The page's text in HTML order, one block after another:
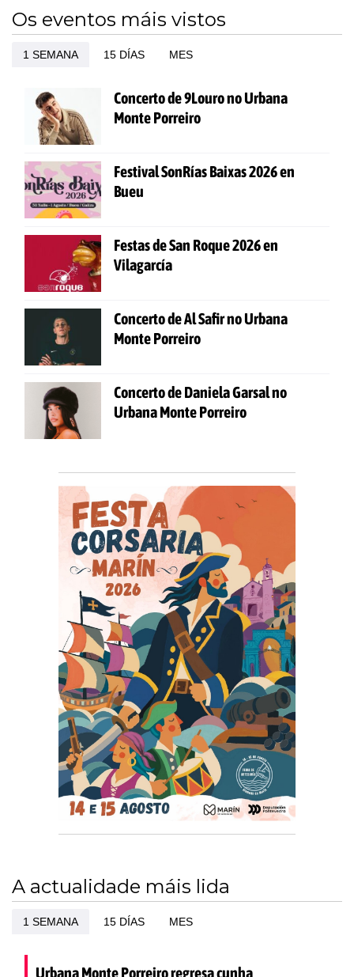
Os eventos máis vistos
1 SEMANA 15 DÍAS MES
Concerto de 9Louro no Urbana
Monte Porreiro
Festival SonRías Baixas 2026 en
Bueu
Festas de San Roque 2026 en
Vilagarcía
Concerto de Al Safir no Urbana
Monte Porreiro
Concerto de Daniela Garsal no
Urbana Monte Porreiro
A actualidade máis lida
1 SEMANA 15 DÍAS MES
Urbana Monte Porreiro regresa cunha